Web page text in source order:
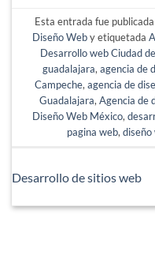
Esta entrada fue
Diseño Weby etiquetada
Desarrollo web Ciudad
guadalajara,agencia de
Campeche,agencia de
Guadalajara,Agencia de
Diseño Web México,
pagina web,diseño
Desarrollo de sitios web